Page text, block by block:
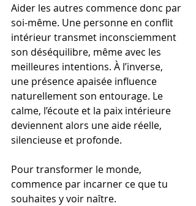
Aider les autres commence donc par
soi-même. Une personne en conflit
intérieur transmet inconsciemment
son déséquilibre, même avec les
meilleures intentions. À l’inverse,
une présence apaisée influence
naturellement son entourage. Le
calme, l’écoute et la paix intérieure
deviennent alors une aide réelle,
silencieuse et profonde.
Pour transformer le monde,
commence par incarner ce que tu
souhaites y voir naître.